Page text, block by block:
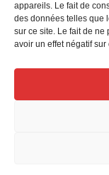
appareils. Le fait de
des données telles que
sur ce site. Le fait de ne
avoir un effet négatif
SNP-
29 août